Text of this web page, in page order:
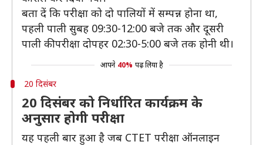
बता दें कि परीक्षा को दो पालियों में सम्पन्न होना था,
पहली पाली सुबह 09:30-12:00 बजे तक और दूसरी
पाली की परीक्षा दोपहर 02:30-5:00 बजे तक होनी थी।
आपने 40% पढ़ लिया है
20 दिसंबर
20 दिसंबर को निर्धारित कार्यक्रम के
अनुसार होगी परीक्षा
यह पहली बार हुआ है जब CTET परीक्षा ऑनलाइन